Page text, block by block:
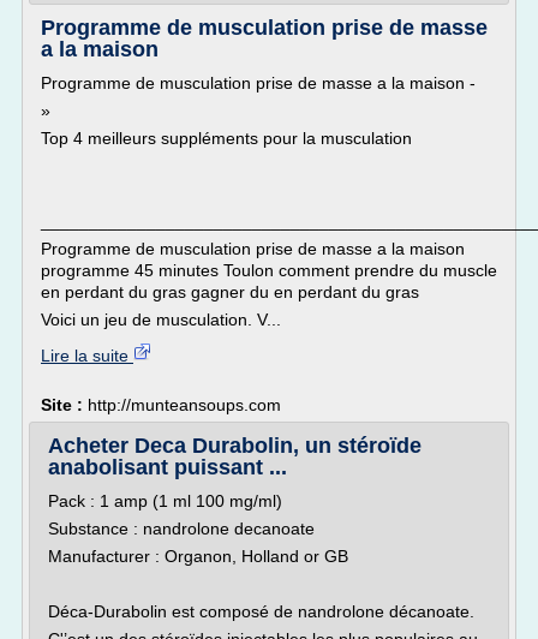
Programme de musculation prise de masse
a la maison
Programme de musculation prise de masse a la maison -
»
Top 4 meilleurs suppléments pour la musculation
Programme de musculation prise de masse a la maison
programme 45 minutes Toulon comment prendre du muscle
en perdant du gras gagner du en perdant du gras
Voici un jeu de musculation. V...
Lire la suite
Site : http://munteansoups.com
Acheter Deca Durabolin, un stéroïde
anabolisant puissant ...
Pack : 1 amp (1 ml 100 mg/ml)
Substance : nandrolone decanoate
Manufacturer : Organon, Holland or GB
Déca-Durabolin est composé de nandrolone décanoate.